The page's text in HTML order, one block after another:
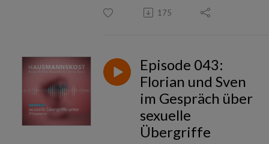
175
Episode 043:
Florian und Sven
im Gespräch über
sexuelle
Übergriffe